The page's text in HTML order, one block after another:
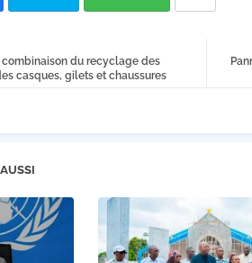
combinaison du recyclage des
casques, gilets et chaussures